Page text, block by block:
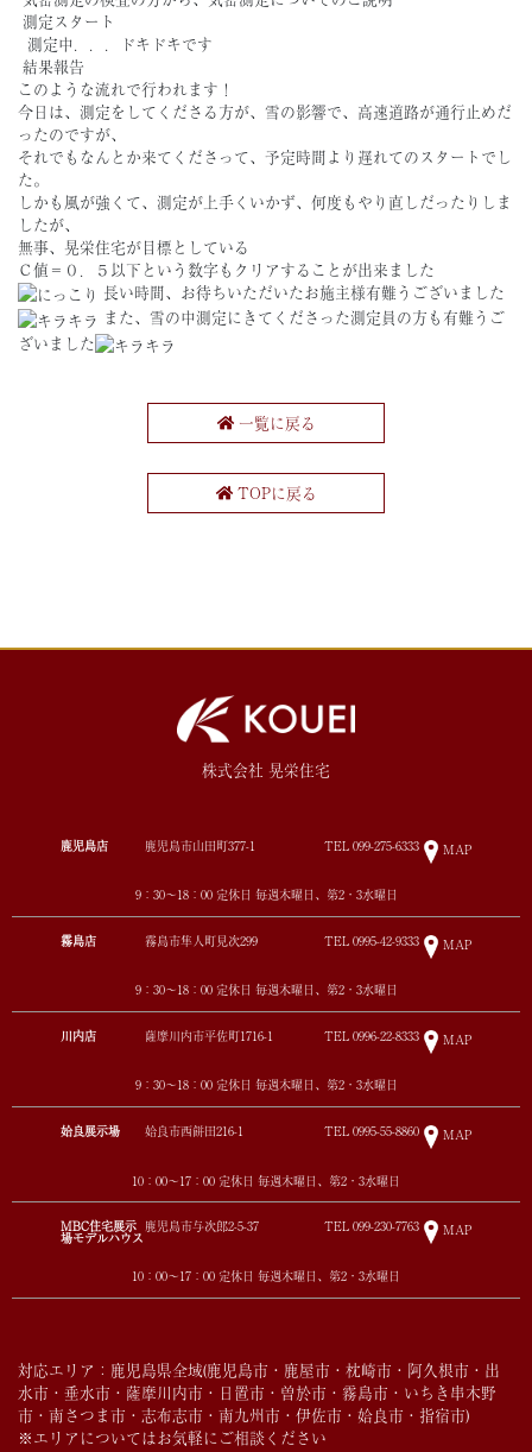
測定スタート
測定中．．．ドキドキです
結果報告
このような流れで行われます！
今日は、測定をしてくださる方が、雪の影響で、高速道路が通行止めだ
ったのですが、
それでもなんとか来てくださって、予定時間より遅れてのスタートでし
た。
しかも風が強くて、測定が上手くいかず、何度もやり直しだったりしま
したが、
無事、晃栄住宅が目標としている
Ｃ値＝０．５以下という数字もクリアすることが出来ました
長い時間、お待ちいただいたお施主様有難うございました
また、雪の中測定にきてくださった測定員の方も有難うご
ざいました
一覧に戻る
TOPに戻る
株式会社 晃栄住宅
鹿児島店 鹿児島市山田町377-1 TEL 099-275-6333 MAP
9：30～18：00 定休日 毎週木曜日、第2・3水曜日
霧島店 霧島市隼人町見次299 TEL 0995-42-9333 MAP
9：30～18：00 定休日 毎週木曜日、第2・3水曜日
川内店 薩摩川内市平佐町1716-1 TEL 0996-22-8333 MAP
9：30～18：00 定休日 毎週木曜日、第2・3水曜日
姶良展示場 姶良市西餅田216-1 TEL 0995-55-8860 MAP
10：00～17：00 定休日 毎週木曜日、第2・3水曜日
MBC住宅展示
場モデルハウス
鹿児島市与次郎2-5-37 TEL 099-230-7763 MAP
10：00～17：00 定休日 毎週木曜日、第2・3水曜日
対応エリア：鹿児島県全域(鹿児島市・鹿屋市・枕崎市・阿久根市・出
水市・垂水市・薩摩川内市・日置市・曽於市・霧島市・いちき串木野
市・南さつま市・志布志市・南九州市・伊佐市・姶良市・指宿市)
※エリアについてはお気軽にご相談ください